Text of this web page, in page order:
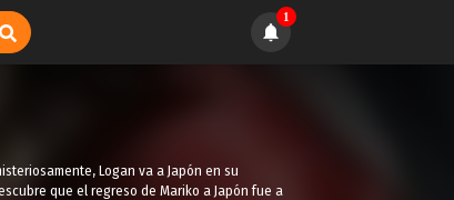
1
Logan va a Japón en su
que el regreso de Mariko a Japón fue a